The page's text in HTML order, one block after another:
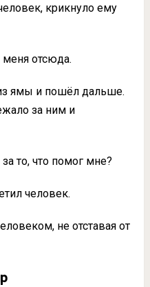
крикнуло ему
отсюда.
ямы и пошёл дальше.
за ним и
то, что помог мне?
человек.
не отставая от